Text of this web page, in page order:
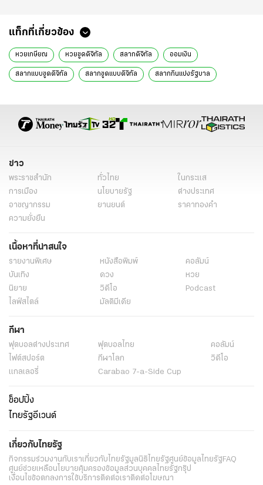
แท็กที่เกี่ยวข้อง
หวยเกษียณ หวยขูดดิจิทัล สลากดิจิทัล ออมเงิน
สลากแบบขูดดิจิทัล สลากขูดแบบดิจิทัล สลากกินแบ่งรัฐบาล
หวยเกษียณ รางวัล สำนักข่าวหัวเขียว ข่าววันนี้
ข่าว
พระราชสำนัก ทั่วไทย
ในกระแส
การเมือง
นโยบายรัฐ
ต่างประเทศ
อาชญากรรม
ยานยนต์
ราคาทองคำ
ความยั่งยืน
เนื้อหาที่น่าสนใจ
รายงานพิเศษ หนังสือพิมพ์
คอลัมน์
บันเทิง
ดวง
หวย
นิยาย
วิดีโอ
Podcast
ไลฟ์สไตล์
มัลติมีเดีย
กีฬา
ฟุตบอลต่่างประเทศ ฟุตบอลไทย
คอลัมน์
ไฟต์สปอร์ต
กีฬาโลก
วิดีโอ
แกลเลอรี่
Carabao 7-a-Side Cup
ช็อปปิ้ง
ไทยรัฐอีเวนต์
เกี่ยวกับไทยรัฐ
กิจกรรมร่วมงานกับเราเกี่ยวกับไทยรัฐมูลนิธิไทยรัฐศูนย์ข้อมูลไทยรัฐFAQ
ศูนย์ช่วยเหลือนโยบายคุ้มครองข้อมูลส่วนบุคคลไทยรัฐกรุ๊ป
เงื่อนไขข้อตกลงการใช้บริการติดต่อเราติดต่อโฆษณา